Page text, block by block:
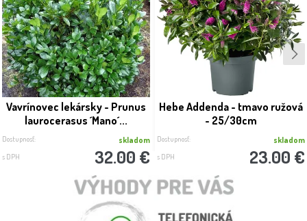
Vavrínovec lekársky - Prunus
laurocerasus ´Mano´...
Dostupnosť: skladom
s DPH 32.00 €
Hebe Addenda - tmavo ružová
- 25/30cm
Dostupnosť: skladom
s DPH 23.00 €